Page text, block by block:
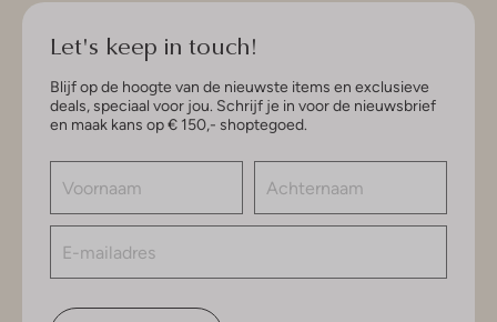
Let's keep in touch!
Blijf op de hoogte van de nieuwste items en exclusieve
deals, speciaal voor jou. Schrijf je in voor de nieuwsbrief
en maak kans op € 150,- shoptegoed.